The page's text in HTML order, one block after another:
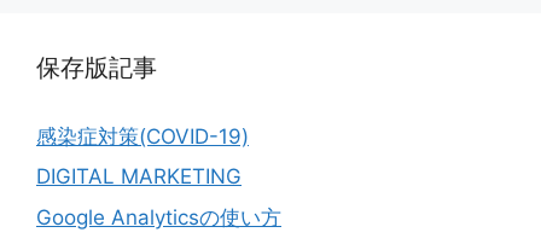
保存版記事
感染症対策(COVID-19)
DIGITAL MARKETING
Google Analyticsの使い方